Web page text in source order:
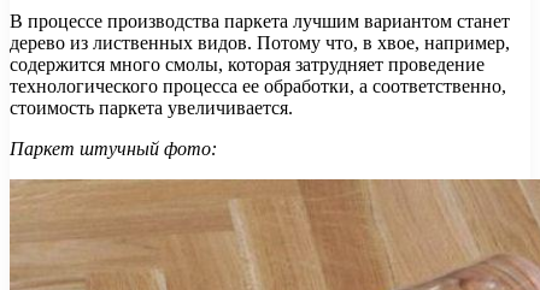
В процессе производства паркета лучшим вариантом станет
дерево из лиственных видов. Потому что, в хвое, например,
содержится много смолы, которая затрудняет проведение
технологического процесса ее обработки, а соответственно,
стоимость паркета увеличивается.
Паркет штучный фото: